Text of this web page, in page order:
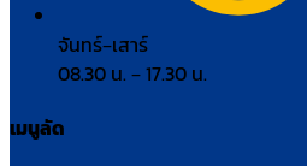
จันทร์–เสาร์
08.30 น. – 17.30 น.
เมนูลัด